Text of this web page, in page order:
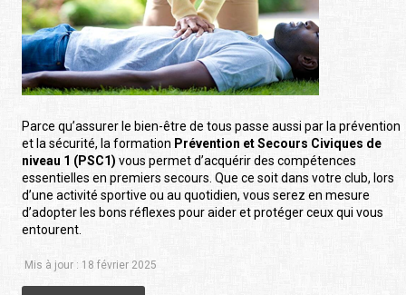
Parce qu’assurer le bien-être de tous passe aussi par la prévention
et la sécurité, la formation Prévention et Secours Civiques de
niveau 1 (PSC1) vous permet d’acquérir des compétences
essentielles en premiers secours. Que ce soit dans votre club, lors
d’une activité sportive ou au quotidien, vous serez en mesure
d’adopter les bons réflexes pour aider et protéger ceux qui vous
entourent.
Mis à jour : 18 février 2025